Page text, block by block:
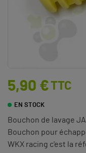
5,90 €TTC
EN STOCK
Bouchon de lavage
Bouchon pour
WKX racing c'est la